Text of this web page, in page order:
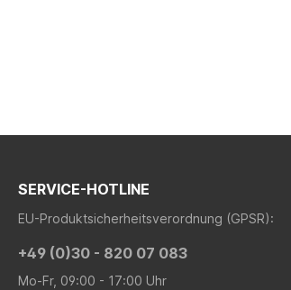
SERVICE-HOTLINE
EU-Produktsicherheitsverordnung (GPSR):
+49 (0)30 - 820 07 083
Mo-Fr, 09:00 - 17:00 Uhr